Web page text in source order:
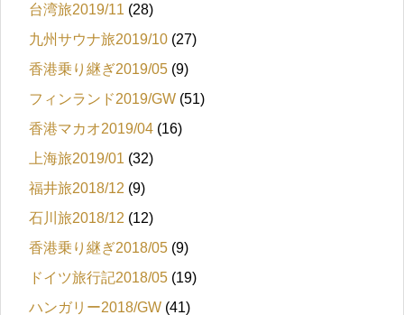
台湾旅2019/11 (28)
九州サウナ旅2019/10 (27)
香港乗り継ぎ2019/05 (9)
フィンランド2019/GW (51)
香港マカオ2019/04 (16)
上海旅2019/01 (32)
福井旅2018/12 (9)
石川旅2018/12 (12)
香港乗り継ぎ2018/05 (9)
ドイツ旅行記2018/05 (19)
ハンガリー2018/GW (41)